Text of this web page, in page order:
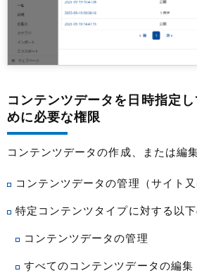
コンテンツデータを日時指定
めに必要な権限
コンテンツデータの作成、または編
コンテンツデータの管理（サイト又
特定コンテンツタイプに対する以下
コンテンツデータの管理
すべてのコンテンツデータの編集